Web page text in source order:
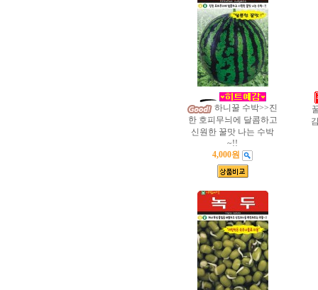
하니꿀 수박>>진
한 호피무늬에 달콤하고
신원한 꿀맛 나는 수박
~!!
4,000원